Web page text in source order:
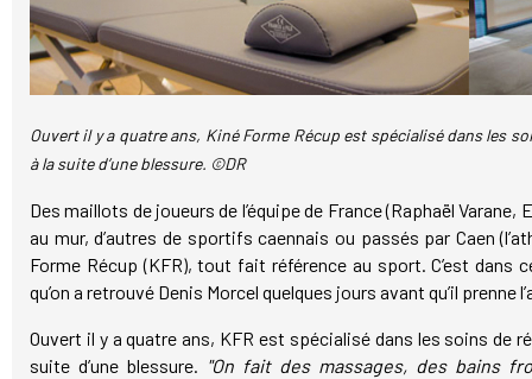
Ouvert il y a quatre ans, Kiné Forme Récup est spécialisé dans les
à la suite d’une blessure. ©DR
Des maillots de joueurs de l’équipe de France (Raphaël
au mur, d’autres de sportifs caennais ou passés par Caen
Forme Récup (KFR), tout fait référence au sport. C’est dans
qu’on a retrouvé Denis Morcel quelques jours avant qu’il prenne
Ouvert il y a quatre ans, KFR est spécialisé dans les soins de
suite d’une blessure. "On fait des massages, des bains